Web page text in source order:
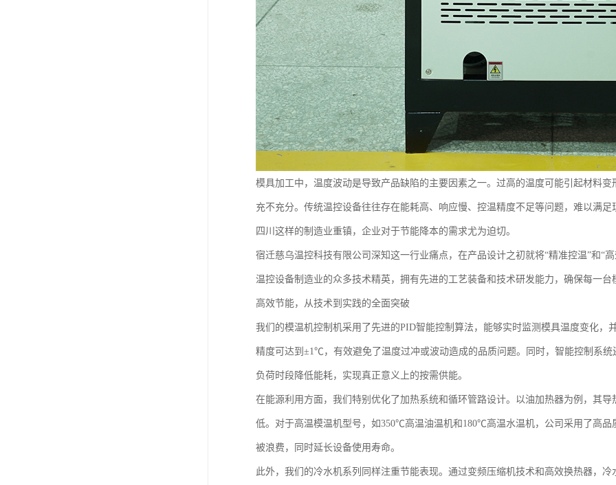
模具加工中，温度波动是导致产品缺陷的主要因素之一。过高的温度可能引起材料
充不充分。传统温控设备往往存在能耗高、响应慢、控温精度不足等问题，难以满
四川这样的制造业重镇，企业对于节能降本的需求尤为迫切。
宿迁慈乌温控科技有限公司深知这一行业痛点，在产品设计之初就将“精准控温”和“
温控设备制造业的众多技术精英，拥有先进的工艺装备和技术研发能力，确保每一
高效节能，从技术到实践的全面突破
我们的模温机控制机采用了先进的PID智能控制算法，能够实时监测模具温度变化，
精度可达到±1℃，有效避免了温度过冲或波动造成的品质问题。同时，智能控制系
负荷时段降低能耗，实现真正意义上的按需供能。
在能源利用方面，我们特别优化了加热系统和循环管路设计。以油加热器为例，其
低。对于高温模温机型号，如350℃高温油温机和180℃高温水温机，公司采用了高
被浪费，同时延长设备使用寿命。
此外，我们的冷水机系列同样注重节能表现。通过变频压缩机技术和高效换热器，